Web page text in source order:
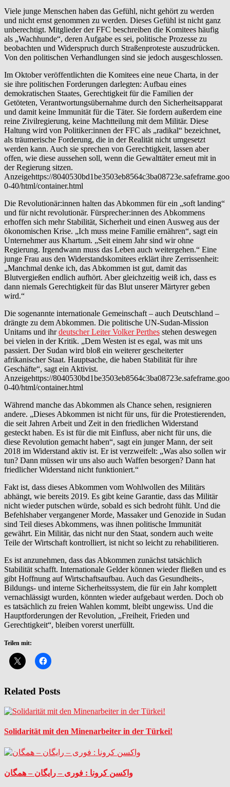
Viele junge Menschen haben das Gefühl, nicht gehört zu werden
und nicht ernst genommen zu werden. Dieses Gefühl ist nicht ganz
unberechtigt. Mitglieder der FFC beschreiben die Komitees häufig
als „Wachhunde“, deren Aufgabe es sei, politische Prozesse zu
beobachten und Widerspruch durch Straßenproteste auszudrücken.
Von den politischen Verhandlungen sind sie jedoch ausgeschlossen.
Im Oktober veröffentlichten die Komitees eine neue Charta, in der
sie ihre politischen Forderungen darlegten: Aufbau eines
demokratischen Staates, Gerechtigkeit für die Familien der
Getöteten, Verantwortungsübernahme durch den Sicherheitsapparat
und damit keine Immunität für die Täter. Sie fordern außerdem eine
reine Zivilregierung, keine Machtteilung mit dem Militär. Diese
Haltung wird von Po­li­ti­ke­r:in­nen der FFC als „radikal“ bezeichnet,
als träumerische Forderung, die in der Realität nicht umgesetzt
werden kann. Auch sie sprechen von Gerechtigkeit, lassen aber
offen, wie diese aussehen soll, wenn die Gewalttäter erneut mit in
der Regierung sitzen.
Anzeigehttps://
0-40/html/container.html
Die Re­vo­lu­tio­nä­r:in­nen halten das Abkommen für ein „soft landing“
und für nicht revolutionär. Für­spre­che­r:in­nen des Abkommens
erhoffen sich mehr Stabilität, Sicherheit und einen Ausweg aus der
ökonomischen Krise. „Ich muss meine Familie ernähren“, sagt ein
Unternehmer aus Khartum. „Seit einem Jahr sind wir ohne
Regierung. Irgendwann muss das Leben auch weitergehen.“ Eine
junge Frau aus den Widerstandskomitees erklärt ihre Zerrissenheit:
„Manchmal denke ich, das Abkommen ist gut, damit das
Blutvergießen endlich aufhört. Aber gleichzeitig weiß ich, dass es
dann niemals Gerechtigkeit für das Blut unserer Märtyrer geben
wird.“
Die sogenannte internationale Gemeinschaft – auch Deutschland –
drängte zu dem Abkommen. Die politische UN-Sudan-Mission
Unitams und ihrdeutscher Leiter Volker Perthes stehen deswegen
bei vielen in der Kritik. „Dem Westen ist es egal, was mit uns
passiert. Der Sudan wird bloß ein weiterer gescheiterter
afrikanischer Staat. Hauptsache, die haben Stabilität für ihre
Geschäfte“, sagt ein Aktivist.
Anzeigehttps://
0-40/html/container.html
Während manche das Abkommen als Chance sehen, resignieren
andere. „Dieses Abkommen ist nicht für uns, für die Protestierenden,
die seit Jahren Arbeit und Zeit in den friedlichen Widerstand
gesteckt haben. Es ist für die mit Einfluss, aber nicht für uns, die
diese Revolution gemacht haben“, sagt ein junger Mann, der seit
2018 im Widerstand aktiv ist. Er ist verzweifelt: „Was also sollen wir
tun? Dann müssen wir uns also auch Waffen besorgen? Dann hat
friedlicher Widerstand nicht funktioniert.“
Fakt ist, dass dieses Abkommen vom Wohlwollen des Militärs
abhängt, wie bereits 2019. Es gibt keine Garantie, dass das Militär
nicht wieder putschen würde, sobald es sich bedroht fühlt. Und die
Befehlshaber vergangener Morde, Massaker und Genozide in Sudan
sind Teil dieses Abkommens, was ihnen politische Immunität
gewährt. Ein Militär, das nicht nur den Staat, sondern auch weite
Teile der Wirtschaft kontrolliert, ist nicht so leicht zu rehabilitieren.
Es ist anzunehmen, dass das Abkommen zunächst tatsächlich
Stabilität schafft. Internationale Gelder können wieder fließen und es
gibt Hoffnung auf Wirtschaftsaufbau. Auch das Gesundheits-,
Bildungs- und interne Sicherheitssystem, die für ein Jahr komplett
vernachlässigt wurden, könnten wieder aufgebaut werden. Doch ob
es tatsächlich zu freien Wahlen kommt, bleibt ungewiss. Und die
Hauptforderungen der Revolution, „Freiheit, Frieden und
Gerechtigkeit“, bleiben vorerst unerfüllt.
Teilen mit:
Related Posts
Solidarität mit den Minenarbeiter in der Türkei!
واکسن کرونا : فوری – رایگان – همگان